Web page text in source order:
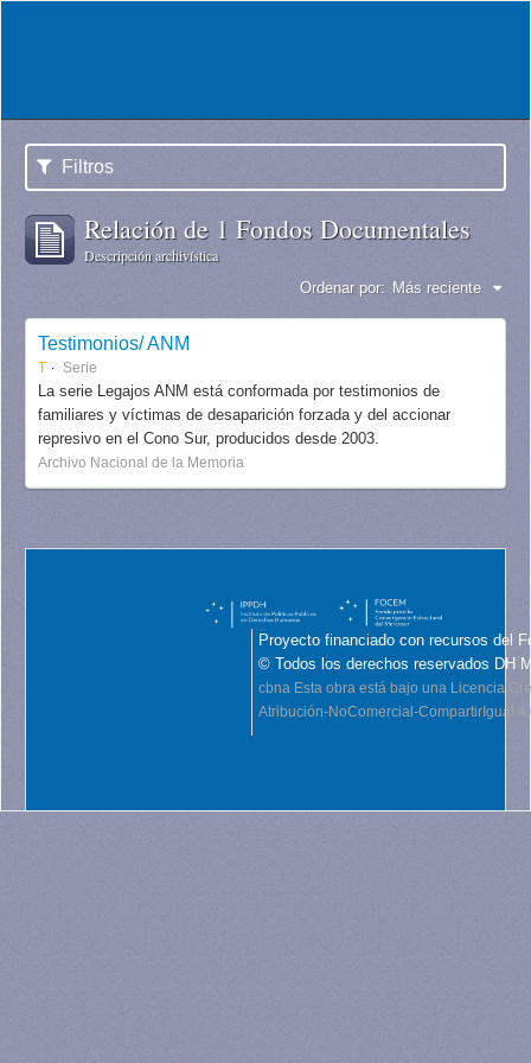
Filtros
Relación de 1 Fondos Documentales
Descripción archivística
Ordenar por: Más reciente
Testimonios/ ANM
T Serie
La serie Legajos ANM está conformada por testimonios de
familiares y víctimas de desaparición forzada y del accionar
represivo en el Cono Sur, producidos desde 2003.
Archivo Nacional de la Memoria
Proyecto financiado con recursos del
© Todos los derechos reservados DH
cbna Esta obra está bajo una Licencia
Atribución-NoComercial-CompartirIgual